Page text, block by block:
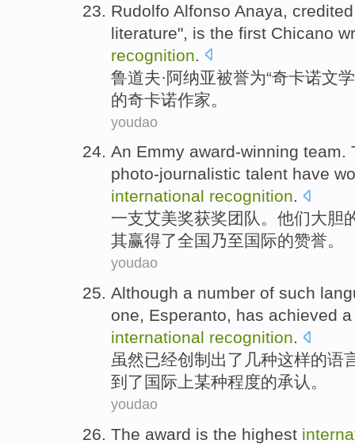
Rudolfo Alfonso Anaya ,
literature", is the first Chicano
recognition
鲁道夫·阿纳亚被誉为“奇卡诺文学
的奇卡诺作家 。
youdao
An Emmy award-winning team.
photo-journalistic talent have
international recognition.
一支艾美奖获奖团队 。 他们大胆
其赢得了全国乃至国际的赞誉。
youdao
Although a number of such
one, Esperanto, has achieved
international recognition.
虽然已经创制出了 几种这样的语
到 了 国际 上某种程度的承认 。
youdao
The award is the highest